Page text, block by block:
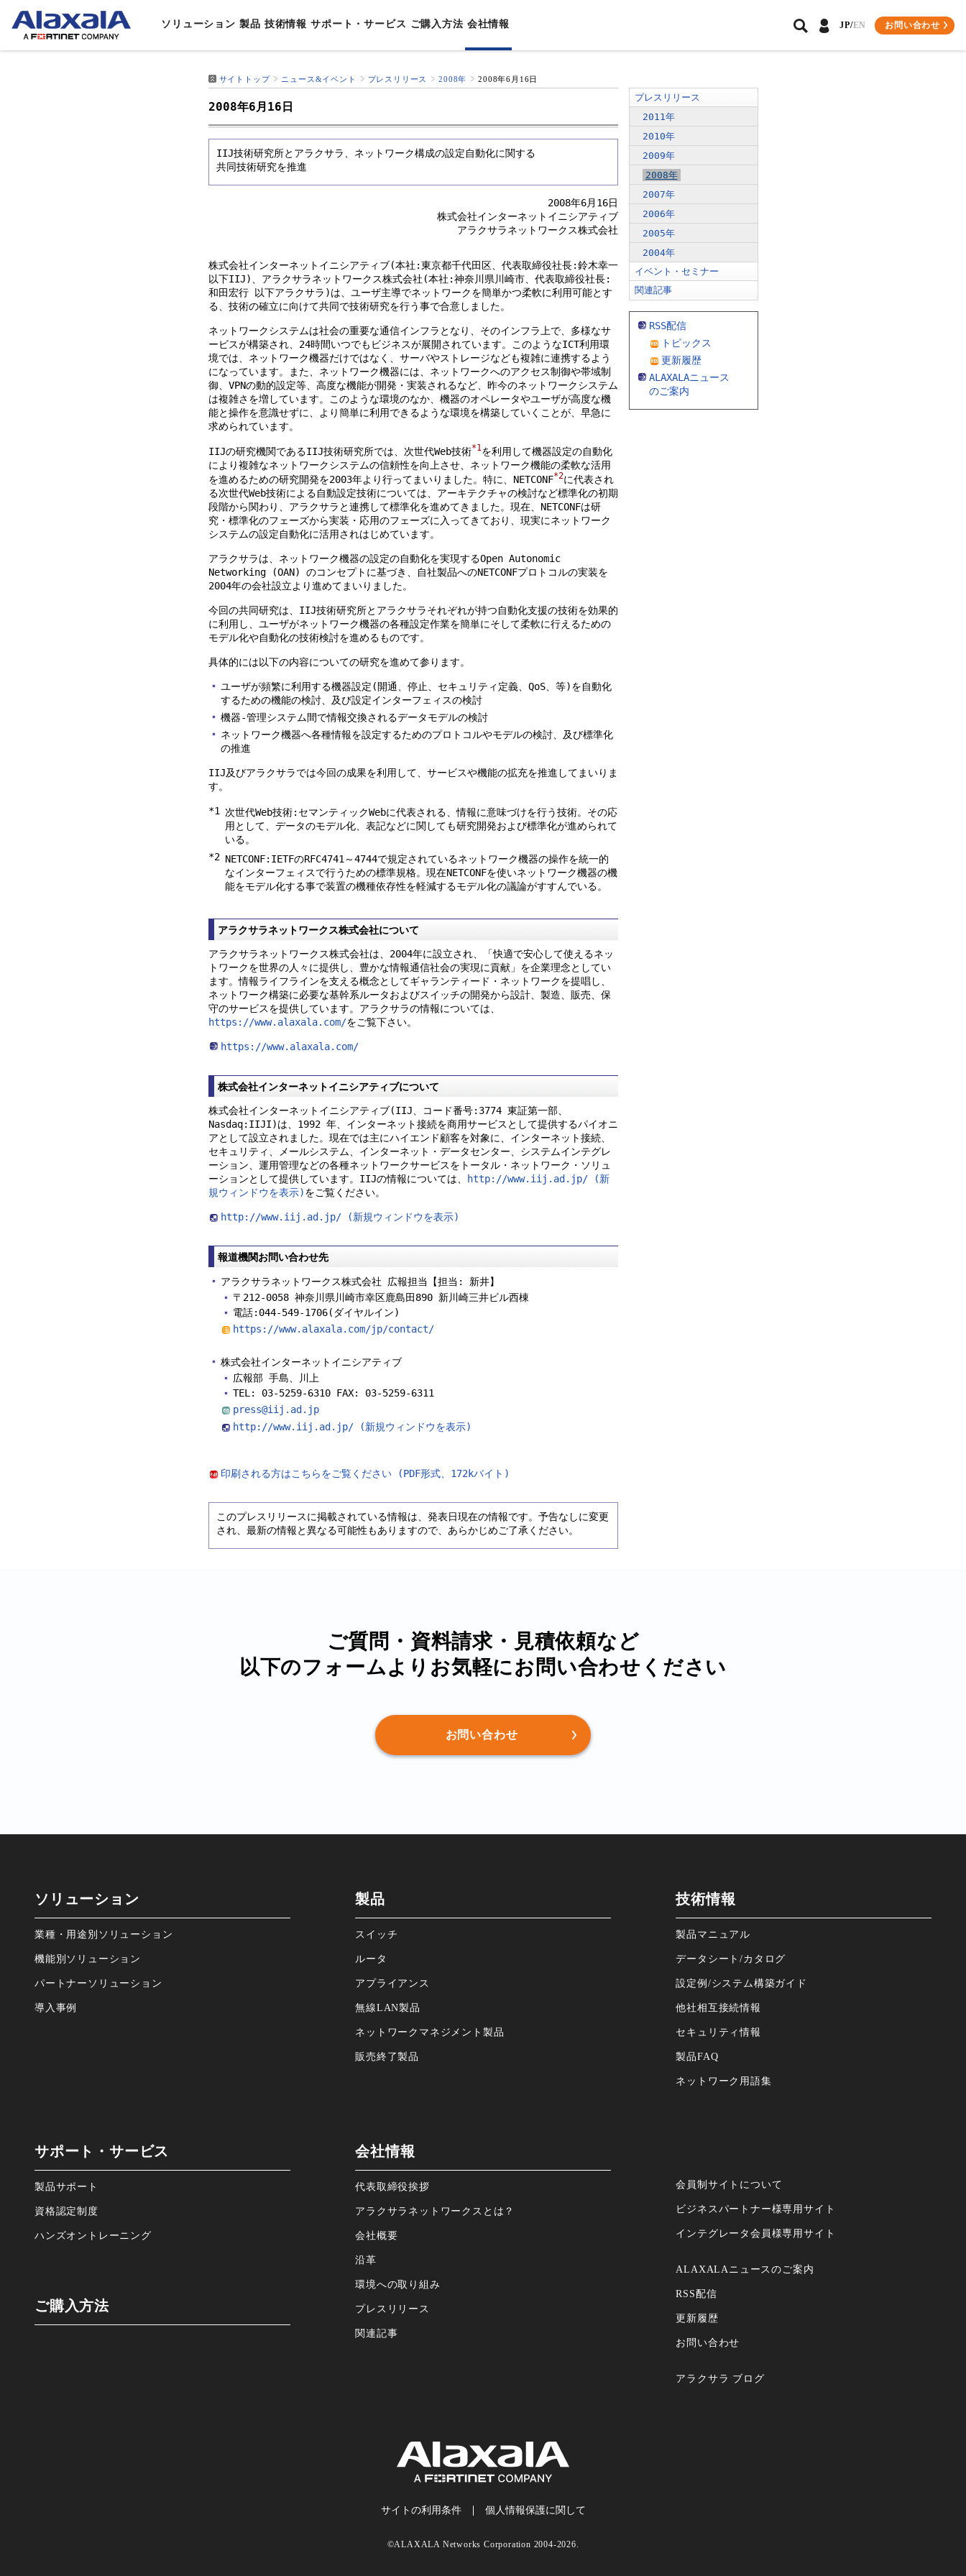
ソリューション
業種・⽤途別ソリューション
文教
データセンター
IoT
機能別ソリューション
⾼信頼
パートナーソリューション
製品
スイッチ
アプライアンス
無線LAN製品
販売終了製品
技術情報
製品マニュアル
設定例/システム構築ガイド
他社相互接続情報
セキュリティ情報
ネットワーク⽤語集
サポート・サービス
サポート・サービス
製品サポート
ALAXALAメンテナンスサービス
資格認定制度
ご購⼊⽅法 会社情報
代表取締役挨拶
企業理念
事業内容
The Guaranteed Network
会社概要 環境への取り組み
関連記事
JP/EN お問い合わせ
サイトトップ ニュース&イベント プレスリリース 2008年 2008年6月16日
2008年6月16日
IIJ技術研究所とアラクサラ、ネットワーク構成の設定自動化に関する
共同技術研究を推進
2008年6月16日
株式会社インターネットイニシアティブ
アラクサラネットワークス株式会社
株式会社インターネットイニシアティブ(本社:東京都千代田区、代表取締役社長:鈴木幸一
以下IIJ)、アラクサラネットワークス株式会社(本社:神奈川県川崎市、代表取締役社長:
和田宏行 以下アラクサラ)は、ユーザ主導でネットワークを簡単かつ柔軟に利用可能とす
る、技術の確立に向けて共同で技術研究を行う事で合意しました。
ネットワークシステムは社会の重要な通信インフラとなり、そのインフラ上で、多様なサ
ービスが構築され、24時間いつでもビジネスが展開されています。このようなICT利用環
境では、ネットワーク機器だけではなく、サーバやストレージなども複雑に連携するよう
になっています。また、ネットワーク機器には、ネットワークへのアクセス制御や帯域制
御、VPNの動的設定等、高度な機能が開発・実装されるなど、昨今のネットワークシステム
は複雑さを増しています。このような環境のなか、機器のオペレータやユーザが高度な機
能と操作を意識せずに、より簡単に利用できるような環境を構築していくことが、早急に
求められています。
IIJの研究機関であるIIJ技術研究所では、次世代Web技術*1を利用して機器設定の自動化
により複雑なネットワークシステムの信頼性を向上させ、ネットワーク機能の柔軟な活用
を進めるための研究開発を2003年より行ってまいりました。特に、NETCONF*2に代表され
る次世代Web技術による自動設定技術については、アーキテクチャの検討など標準化の初期
段階から関わり、アラクサラと連携して標準化を進めてきました。現在、NETCONFは研
究・標準化のフェーズから実装・応用のフェーズに入ってきており、現実にネットワーク
システムの設定自動化に活用されはじめています。
アラクサラは、ネットワーク機器の設定の自動化を実現するOpen Autonomic
Networking (OAN) のコンセプトに基づき、自社製品へのNETCONFプロトコルの実装を
2004年の会社設立より進めてまいりました。
今回の共同研究は、IIJ技術研究所とアラクサラそれぞれが持つ自動化支援の技術を効果的
に利用し、ユーザがネットワーク機器の各種設定作業を簡単にそして柔軟に行えるための
モデル化や自動化の技術検討を進めるものです。
具体的には以下の内容についての研究を進めて参ります。
ユーザが頻繁に利用する機器設定(開通、停止、セキュリティ定義、QoS、等)を自動化
するための機能の検討、及び設定インターフェィスの検討
機器-管理システム間で情報交換されるデータモデルの検討
ネットワーク機器へ各種情報を設定するためのプロトコルやモデルの検討、及び標準化
の推進
IIJ及びアラクサラでは今回の成果を利用して、サービスや機能の拡充を推進してまいりま
す。
*1
次世代Web技術:セマンティックWebに代表される、情報に意味づけを行う技術。その応
用として、データのモデル化、表記などに関しても研究開発および標準化が進められて
いる。
*2 NETCONF:IETFのRFC4741～4744で規定されているネットワーク機器の操作を統一的
なインターフェィスで行うための標準規格。現在NETCONFを使いネットワーク機器の機
能をモデル化する事で装置の機種依存性を軽減するモデル化の議論がすすんでいる。
アラクサラネットワークス株式会社について
アラクサラネットワークス株式会社は、2004年に設立され、「快適で安心して使えるネッ
トワークを世界の人々に提供し、豊かな情報通信社会の実現に貢献」を企業理念としてい
ます。情報ライフラインを支える概念としてギャランティード・ネットワークを提唱し、
ネットワーク構築に必要な基幹系ルータおよびスイッチの開発から設計、製造、販売、保
守のサービスを提供しています。アラクサラの情報については、
https://www.alaxala.com/をご覧下さい。
https://www.alaxala.com/
株式会社インターネットイニシアティブについて
株式会社インターネットイニシアティブ(IIJ、コード番号:3774 東証第一部、
Nasdaq:IIJI)は、1992 年、インターネット接続を商用サービスとして提供するパイオニ
アとして設立されました。現在では主にハイエンド顧客を対象に、インターネット接続、
セキュリティ、メールシステム、インターネット・データセンター、システムインテグレ
ーション、運用管理などの各種ネットワークサービスをトータル・ネットワーク・ソリュ
ーションとして提供しています。IIJの情報については、 http://www.iij.ad.jp/ (新
規ウィンドウを表示)をご覧ください。
http://www.iij.ad.jp/ (新規ウィンドウを表示)
報道機関お問い合わせ先
アラクサラネットワークス株式会社 広報担当【担当: 新井】
〒212-0058 神奈川県川崎市幸区鹿島田890 新川崎三井ビル西棟
電話:044-549-1706(ダイヤルイン)
https://www.alaxala.com/jp/contact/
株式会社インターネットイニシアティブ
広報部 手島、川上
TEL: 03-5259-6310 FAX: 03-5259-6311
press@iij.ad.jp
http://www.iij.ad.jp/ (新規ウィンドウを表示)
印刷される方はこちらをご覧ください (PDF形式、172kバイト)
このプレスリリースに掲載されている情報は、発表日現在の情報です。予告なしに変更
され、最新の情報と異なる可能性もありますので、あらかじめご了承ください。
プレスリリース
2011年
2010年
2009年
2008年
2007年
2006年
2005年
2004年
イベント・セミナー
関連記事
RSS配信
トピックス
更新履歴
ALAXALAニュース
のご案内
ご質問・資料請求・⾒積依頼など
以下のフォームより お気軽にお問い合わせください
お問い合わせ
ソリューション
業種・⽤途別ソリューション
機能別ソリューション
パートナーソリューション
導⼊事例
製品
スイッチ
ルータ
アプライアンス
無線LAN製品
ネットワークマネジメント製品
販売終了製品
技術情報
製品マニュアル
データシート/カタログ
設定例/システム構築ガイド
他社相互接続情報
セキュリティ情報
製品FAQ
ネットワーク⽤語集
サポート・サービス
製品サポート
資格認定制度
ハンズオントレーニング
ご購⼊⽅法
会社情報
代表取締役挨拶
アラクサラネットワークスとは？
会社概要
沿⾰
環境への取り組み
プレスリリース
関連記事
会員制サイトについて
ビジネスパートナー様専⽤サイト
インテグレータ会員様専⽤サイト
ALAXALAニュースのご案内
RSS配信
更新履歴
お問い合わせ
アラクサラ ブログ
サイトの利⽤条件 個⼈情報保護に関して
©ALAXALA Networks Corporation 2004-2026.